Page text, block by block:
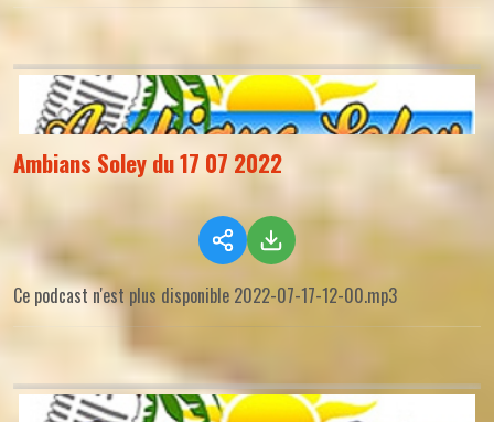
Ambians Soley du 17 07 2022
Ce podcast n'est plus disponible 2022-07-17-12-00.mp3